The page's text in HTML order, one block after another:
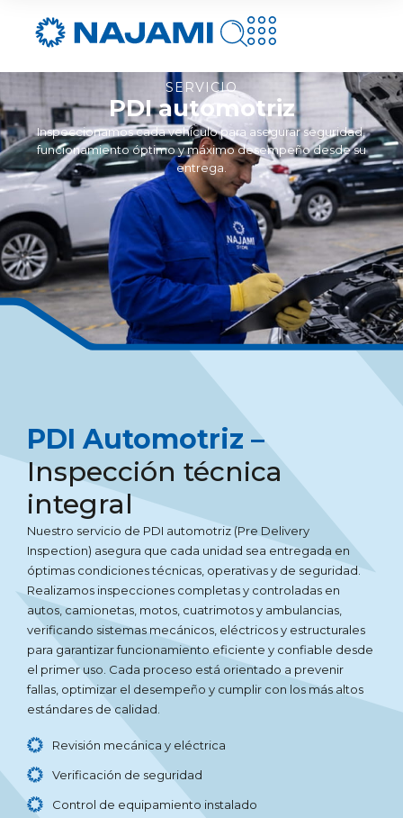
SERVICIO
PDI automotriz
Inspeccionamos cada vehículo para asegurar seguridad,
funcionamiento óptimo y máximo desempeño desde su
entrega.
PDI Automotriz –
Inspección técnica
integral
Nuestro servicio de PDI automotriz (Pre Delivery
Inspection) asegura que cada unidad sea entregada en
óptimas condiciones técnicas, operativas y de seguridad.
Realizamos inspecciones completas y controladas en
autos, camionetas, motos, cuatrimotos y ambulancias,
verificando sistemas mecánicos, eléctricos y estructurales
para garantizar funcionamiento eficiente y confiable desde
el primer uso. Cada proceso está orientado a prevenir
fallas, optimizar el desempeño y cumplir con los más altos
estándares de calidad.
Revisión mecánica y eléctrica
Verificación de seguridad
Control de equipamiento instalado